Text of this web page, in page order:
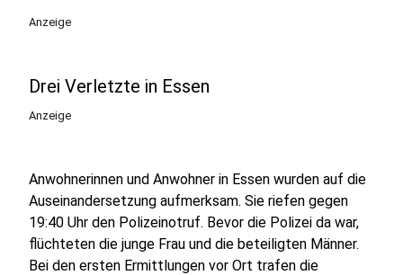
Anzeige
Drei Verletzte in Essen
Anzeige
Anwohnerinnen und Anwohner in Essen wurden auf die
Auseinandersetzung aufmerksam. Sie riefen gegen
19:40 Uhr den Polizeinotruf. Bevor die Polizei da war,
flüchteten die junge Frau und die beteiligten Männer.
Bei den ersten Ermittlungen vor Ort trafen die